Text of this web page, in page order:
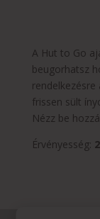
A Hut to Go
beugorhatsz
frissen sült
Nézz be
Érvényesség: